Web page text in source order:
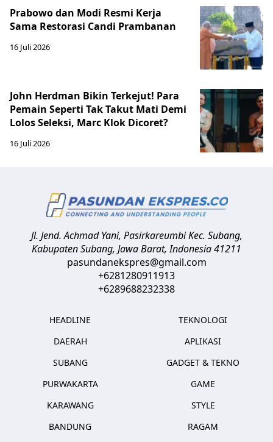
Prabowo dan Modi Resmi Kerja
Sama Restorasi Candi Prambanan
16 Juli 2026
John Herdman Bikin Terkejut! Para
Pemain Seperti Tak Takut Mati Demi
Lolos Seleksi, Marc Klok Dicoret?
16 Juli 2026
Jl. Jend. Achmad Yani, Pasirkareumbi Kec. Subang,
Kabupaten Subang, Jawa Barat,Indonesia41211
pasundanekspres@gmail.com
+6281280911913
+6289688232338
HEADLINE
DAERAH
SUBANG
PURWAKARTA
KARAWANG
BANDUNG
TEKNOLOGI
APLIKASI
GADGET & TEKNO
GAME
STYLE
RAGAM